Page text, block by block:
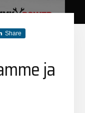
Share
ja